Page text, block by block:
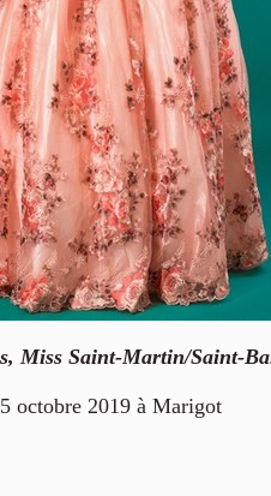
Miss Saint-Martin/Saint-
octobre 2019 à Marigot